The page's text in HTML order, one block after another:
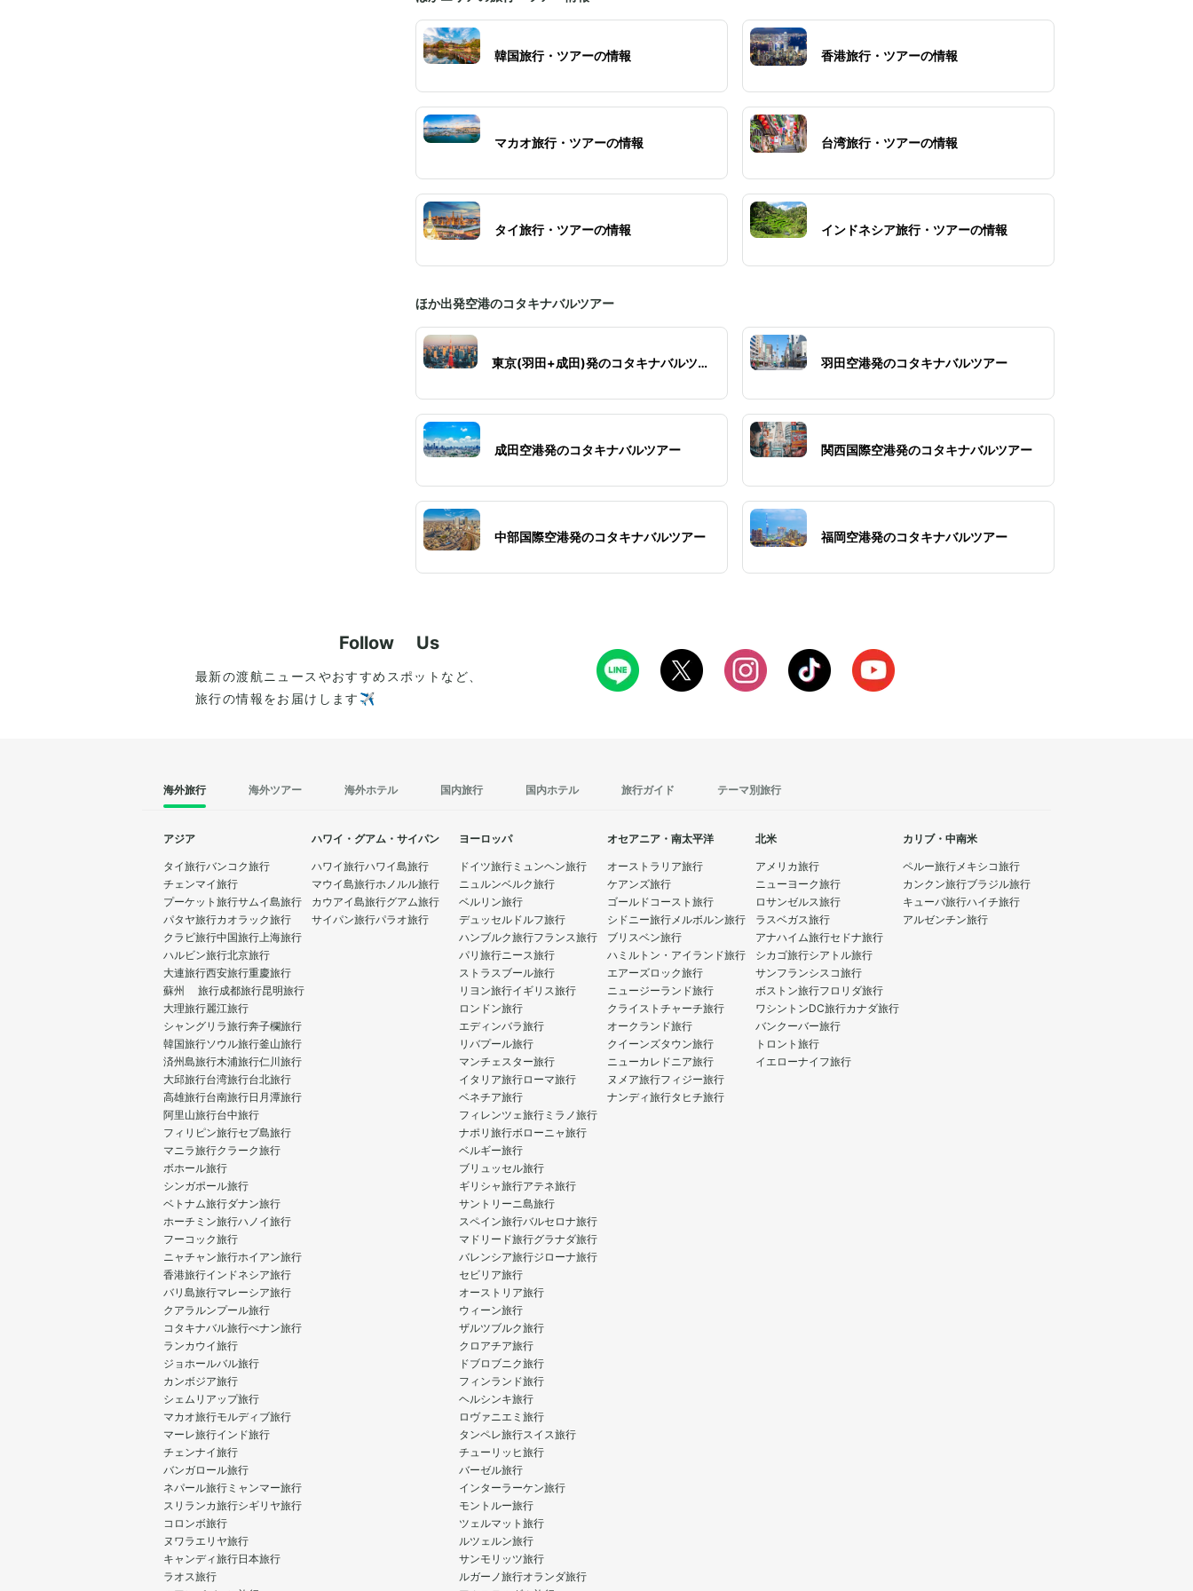
韓国旅行・ツアーの情報 香港旅行・ツアーの情報
マカオ旅行・ツアーの情報 台湾旅行・ツアーの情報
タイ旅行・ツアーの情報 インドネシア旅行・ツアーの情報
ほか出発空港のコタキナバルツアー
東京(羽田+成田)発のコタキナバルツア
羽田空港発のコタキナバルツアー
成田空港発のコタキナバルツアー 関西国際空港発のコタキナバルツアー
中部国際空港発のコタキナバルツアー 福岡空港発のコタキナバルツアー
Follow Us
最新の渡航ニュースやおすすめスポットなど、
旅行の情報をお届けします✈️
海外旅行 海外ツアー 海外ホテル 国内旅行 国内ホテル 旅行ガイド テーマ別旅行
アジア
タイ旅行バンコク旅行
チェンマイ旅行
プーケット旅行サムイ島旅行
パタヤ旅行カオラック旅行
クラビ旅行中国旅行上海旅行
ハルビン旅行北京旅行
大連旅行西安旅行重慶旅行
蘇州 旅行成都旅行昆明旅行
大理旅行麗江旅行
シャングリラ旅行奔子欄旅行
韓国旅行ソウル旅行釜山旅行
済州島旅行木浦旅行仁川旅行
大邱旅行台湾旅行台北旅行
高雄旅行台南旅行日月潭旅行
阿里山旅行台中旅行
フィリピン旅行セブ島旅行
マニラ旅行クラーク旅行
ボホール旅行
シンガポール旅行
ベトナム旅行ダナン旅行
ホーチミン旅行ハノイ旅行
フーコック旅行
ニャチャン旅行ホイアン旅行
香港旅行インドネシア旅行
バリ島旅行マレーシア旅行
クアラルンプール旅行
コタキナバル旅行ぺナン旅行
ランカウイ旅行
ジョホールバル旅行
カンボジア旅行
シェムリアップ旅行
マカオ旅行モルディブ旅行
マーレ旅行インド旅行
チェンナイ旅行
バンガロール旅行
ネパール旅行 ミャンマー旅行
スリランカ旅行シギリヤ旅行
コロンボ旅行
ヌワラエリヤ旅行
キャンディ旅行日本旅行
ラオス旅行
ハワイ・グアム・サイパン
ハワイ旅行ハワイ島旅行
マウイ島旅行ホノルル旅行
カウアイ島旅行グアム旅行
サイパン旅行パラオ旅行
ヨーロッパ
ドイツ旅行 ミュンヘン旅行
ニュルンベルク旅行
ベルリン旅行
デュッセルドルフ旅行
ハンブルク旅行フランス旅行
パリ旅行ニース旅行
ストラスブール旅行
リヨン旅行イギリス旅行
ロンドン旅行
エディンバラ旅行
リバプール旅行
マンチェスター旅行
イタリア旅行ローマ旅行
ベネチア旅行
フィレンツェ旅行 ミラノ旅行
ナポリ旅行ボローニャ旅行
ベルギー旅行
ブリュッセル旅行
ギリシャ旅行アテネ旅行
サントリーニ島旅行
スペイン旅行バルセロナ旅行
マドリード旅行グラナダ旅行
バレンシア旅行ジローナ旅行
セビリア旅行
オーストリア旅行
ウィーン旅行
ザルツブルク旅行
クロアチア旅行
ドブロブニク旅行
フィンランド旅行
ヘルシンキ旅行
ロヴァニエミ旅行
タンペレ旅行スイス旅行
チューリッヒ旅行
バーゼル旅行
インターラーケン旅行
モントルー旅行
ツェルマット旅行
ルツェルン旅行
サンモリッツ旅行
ルガーノ旅行オランダ旅行
オセアニア・南太平洋
オーストラリア旅行
ケアンズ旅行
ゴールドコースト旅行
シドニー旅行メルボルン旅行
ブリスベン旅行
ハミルトン・アイランド旅行
エアーズロック旅行
ニュージーランド旅行
クライストチャーチ旅行
オークランド旅行
クイーンズタウン旅行
ニューカレドニア旅行
ヌメア旅行フィジー旅行
ナンディ旅行タヒチ旅行
北米
アメリカ旅行
ニューヨーク旅行
ロサンゼルス旅行
ラスベガス旅行
アナハイム旅行セドナ旅行
シカゴ旅行シアトル旅行
サンフランシスコ旅行
ボストン旅行フロリダ旅行
ワシントンDC旅行カナダ旅行
バンクーバー旅行
トロント旅行
イエローナイフ旅行
カリブ・中南米
ペルー旅行メキシコ旅行
カンクン旅行ブラジル旅行
キューバ旅行ハイチ旅行
アルゼンチン旅行